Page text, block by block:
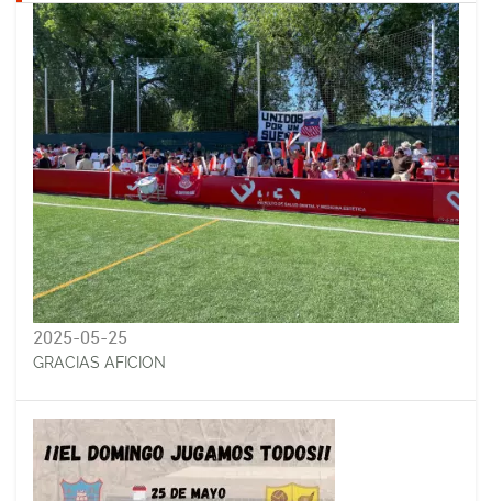
2025-05-25
GRACIAS AFICION